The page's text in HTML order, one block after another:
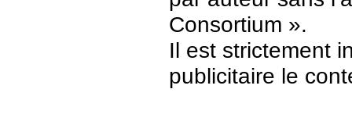
Consortium ».
Il est strictement
publicitaire le